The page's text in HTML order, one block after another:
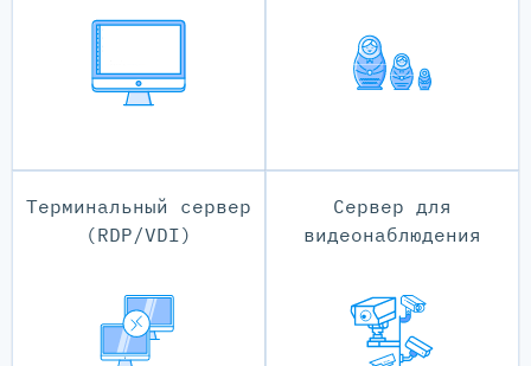
Терминальный сервер
(RDP/VDI)
Сервер для
видеонаблюдения